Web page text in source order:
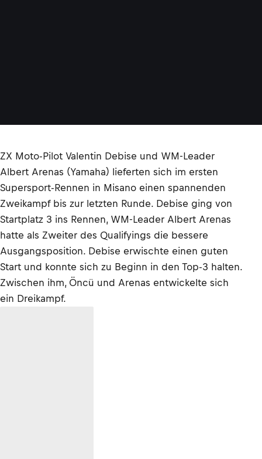
ZX Moto-Pilot Valentin Debise und WM-Leader
Albert Arenas (Yamaha) lieferten sich im ersten
Supersport-Rennen in Misano einen spannenden
Zweikampf bis zur letzten Runde. Debise ging von
Startplatz 3 ins Rennen, WM-Leader Albert Arenas
hatte als Zweiter des Qualifyings die bessere
Ausgangsposition. Debise erwischte einen guten
Start und konnte sich zu Beginn in den Top-3 halten.
Zwischen ihm, Öncü und Arenas entwickelte sich
ein Dreikampf.